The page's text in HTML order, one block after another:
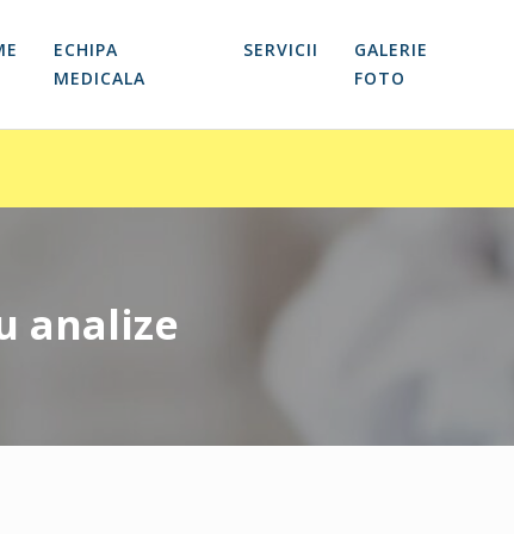
ECHIPA
MEDICALA
SERVICII
GALERIE
FOTO
analize